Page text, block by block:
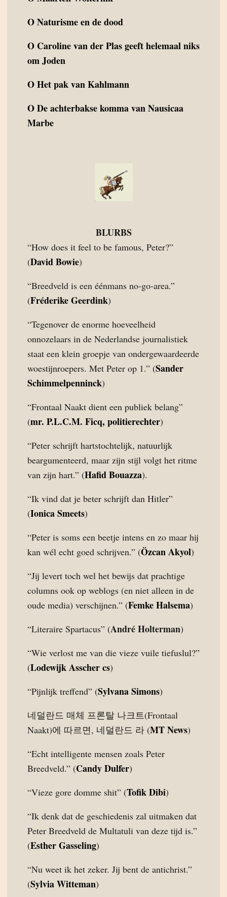
ONaturisme en de dood
O Caroline van der Plas geeft helemaal niks
om Joden
OHet pak van Kahlmann
ODe achterbakse komma van Nausicaa
Marbe
BLURBS
“How does it feel to be famous, Peter?”
(David Bowie)
“Breedveld is een éénmans no-go-area.”
(Fréderike Geerdink)
“Tegenover de enorme hoeveelheid
onnozelaars in de Nederlandse journalistiek
staat een klein groepje van ondergewaardeerde
woestijnroepers. Met Peter op 1.” (Sander
Schimmelpenninck)
“Frontaal Naakt dient een publiek belang”
(mr. P.L.C.M. Ficq, politierechter)
“Peter schrijft hartstochtelijk, natuurlijk
beargumenteerd, maar zijn stijl volgt het ritme
van zijn hart.” (Hafid Bouazza).
“Ik vind dat je beter schrijft dan Hitler”
(Ionica Smeets)
“Peter is soms een beetje intens en zo maar hij
kan wél echt goed schrijven.” (Özcan Akyol)
“Jij levert toch wel het bewijs dat prachtige
columns ook op weblogs (en niet alleen in de
oude media) verschijnen.” (Femke Halsema)
“Literaire Spartacus” (André Holterman)
“Wie verlost me van die vieze vuile tiefuslul?”
(Lodewijk Asscher cs)
“Pijnlijk treffend” (Sylvana Simons)
네덜란드 매체 프론탈 나크트(Frontaal
Naakt)에 따르면, 네덜란드 라 (MT News)
“Echt intelligente mensen zoals Peter
Breedveld.” (Candy Dulfer)
“Vieze gore domme shit” (Tofik Dibi)
“Ik denk dat de geschiedenis zal uitmaken dat
Peter Breedveld de Multatuli van deze tijd is.”
(Esther Gasseling)
“Nu weet ik het zeker. Jij bent de antichrist.”
(Sylvia Witteman)